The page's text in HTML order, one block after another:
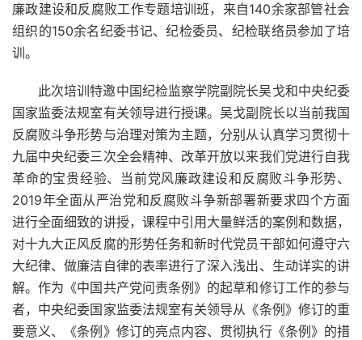
廉政建设和反腐败工作专题培训班，来自140余家部管社会
组织的150余名纪委书记、纪检委员、纪检联络员参加了培
训。
此次培训特邀中国纪检监察学院副院长吴戈和中央纪委
国家监委法规室有关领导进行授课。吴戈副院长以当前我国
反腐败斗争形势与治理对策为主题，分别从认真学习贯彻十
九届中央纪委三次全会精神、改革开放以来我们党进行自我
革命的宝贵经验、当前党风廉政建设和反腐败斗争形势、
2019年全面从严治党和反腐败斗争新部署新要求四个方面
进行全面细致的讲授，课程中引用大量鲜活的案例和数据，
对十九大正风反腐的形势任务和新时代党员干部如何遵守六
大纪律、做廉洁自律的表率进行了深入浅出、生动详实的讲
解。作为《中国共产党问责条例》的起草和修订工作的参与
者，中央纪委国家监委法规室有关领导从《条例》修订的重
要意义、《条例》修订的亮点内容、贯彻执行《条例》的措